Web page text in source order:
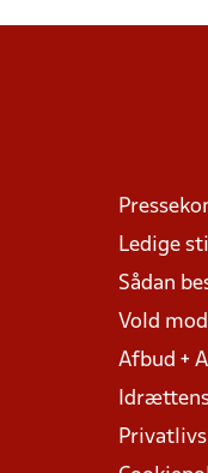
Ledige
Sådan
Vold
Afbud +